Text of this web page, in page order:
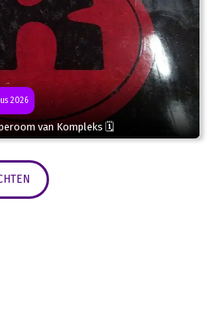
2026
van Kompleks 🗓